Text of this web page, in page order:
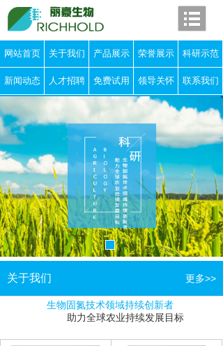
网站首页 关于我们 产品展示 荣誉展示 科研示范
新闻动态 人才招聘 免费试用 领导关怀 联系我们
关于我们 更多>>
生物固氮技术领域持续创新者
助力全球农业持续发展目标